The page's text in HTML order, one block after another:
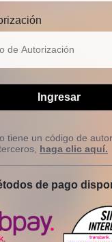
tiene un código de
haga clic aquí.
de pago